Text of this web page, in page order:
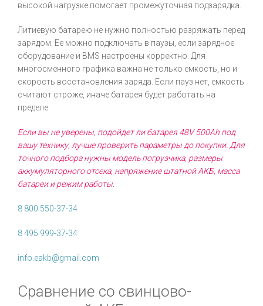
высокой нагрузке помогает промежуточная подзарядка.
Литиевую батарею не нужно полностью разряжать перед
зарядом. Ее можно подключать в паузы, если зарядное
оборудование и BMS настроены корректно. Для
многосменного графика важна не только емкость, но и
скорость восстановления заряда. Если пауз нет, емкость
считают строже, иначе батарея будет работать на
пределе.
Если вы не уверены, подойдет ли батарея 48V 500Ah под
вашу технику, лучше проверить параметры до покупки. Для
точного подбора нужны модель погрузчика, размеры
аккумуляторного отсека, напряжение штатной АКБ, масса
батареи и режим работы.
8 800 550-37-34
8 495 999-37-34
info.eakb@gmail.com
Сравнение со свинцово-